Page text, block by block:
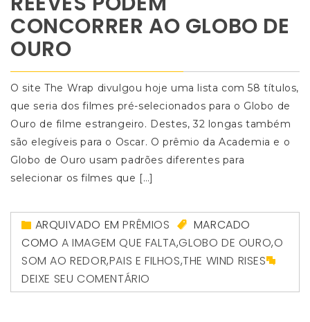
CONCORRER AO GLOBO DE
OURO
O site The Wrap divulgou hoje uma lista com 58 títulos,
que seria dos filmes pré-selecionados para o Globo de
Ouro de filme estrangeiro. Destes, 32 longas também
são elegíveis para o Oscar. O prêmio da Academia e o
Globo de Ouro usam padrões diferentes para
selecionar os filmes que […]
ARQUIVADO EMPRÊMIOS
MARCADO
COMO A IMAGEM QUE FALTA,GLOBO DE OURO,O
SOM AO REDOR,PAIS E FILHOS,THE WIND RISES
DEIXE SEU COMENTÁRIO